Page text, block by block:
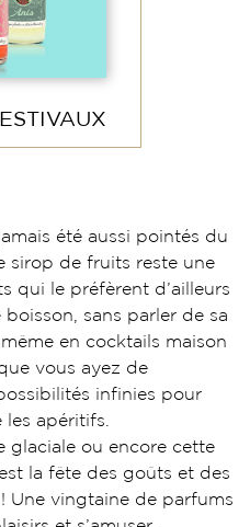
été aussi pointés du
sirop de fruits reste une
qui le préfèrent d’ailleurs
sans parler de sa
en cocktails maison
vous ayez de
infinies pour
apéritifs.
glaciale ou encore cette
la fête des goûts et des
Une vingtaine de parfums